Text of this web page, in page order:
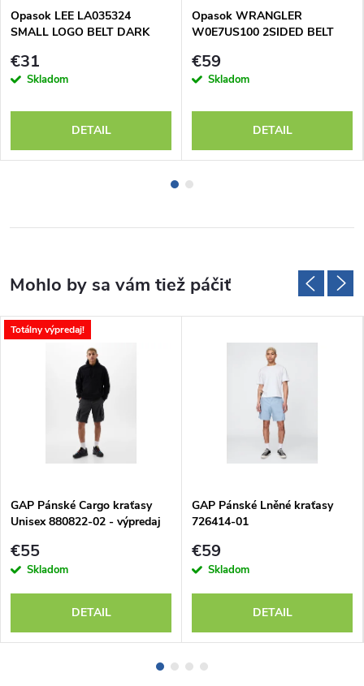
Opasok LEE LA035324
SMALL LOGO BELT DARK
€31
Skladom
DETAIL
Opasok WRANGLER
W0E7US100 2SIDED BELT
€59
Skladom
DETAIL
Totálny výpredaj!
GAP Pánské Cargo kraťasy
Unisex 880822-02 - výpredaj
€55
Skladom
DETAIL
GAP Pánské Lněné kraťasy
726414-01
€59
Skladom
DETAIL